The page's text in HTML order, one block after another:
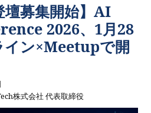
壇募集開始】AI
2026、1月28
イン×Meetupで開
株式会社 代表取締役